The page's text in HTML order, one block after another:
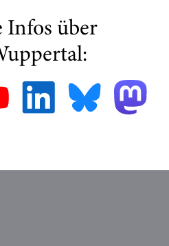
Infos über